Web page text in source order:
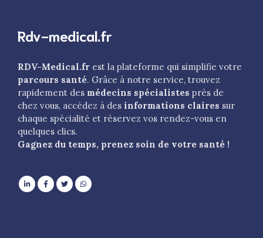
Rdv-medical.fr
RDV-Medical.fr est la plateforme qui simplifie votre
parcours santé. Grâce à notre service, trouvez
rapidement des médecins spécialistes près de
chez vous, accédez à des informations claires sur
chaque spécialité et réservez vos rendez-vous en
quelques clics.
Gagnez du temps, prenez soin de votre santé !